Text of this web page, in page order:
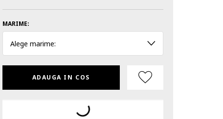
MARIME:
Alege marime:
ADAUGA IN COS